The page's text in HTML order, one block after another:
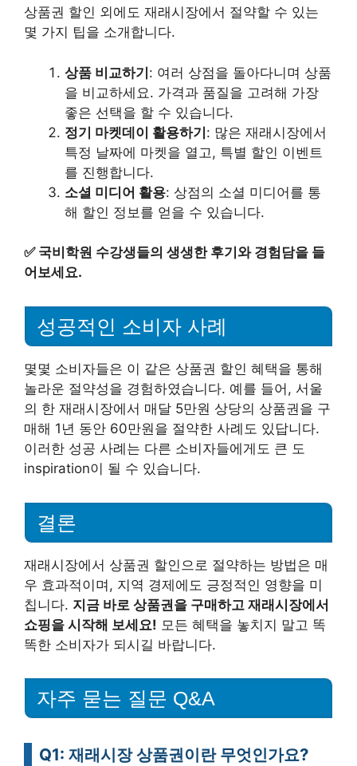
상품권 할인 외에도 재래시장에서 절약할 수 있는
몇 가지 팁을 소개합니다.
상품 비교하기: 여러 상점을 돌아다니며 상품
을 비교하세요. 가격과 품질을 고려해 가장
좋은 선택을 할 수 있습니다.
정기 마켓데이 활용하기: 많은 재래시장에서
특정 날짜에 마켓을 열고, 특별 할인 이벤트
를 진행합니다.
소셜 미디어 활용: 상점의 소셜 미디어를 통
해 할인 정보를 얻을 수 있습니다.
✅ 국비학원 수강생들의 생생한 후기와 경험담을 들
어보세요.
성공적인 소비자 사례
몇몇 소비자들은 이 같은 상품권 할인 혜택을 통해
놀라운 절약성을 경험하였습니다. 예를 들어, 서울
의 한 재래시장에서 매달 5만원 상당의 상품권을 구
매해 1년 동안 60만원을 절약한 사례도 있답니다.
이러한 성공 사례는 다른 소비자들에게도 큰 도
inspiration이 될 수 있습니다.
결론
재래시장에서 상품권 할인으로 절약하는 방법은 매
우 효과적이며, 지역 경제에도 긍정적인 영향을 미
칩니다. 지금 바로 상품권을 구매하고 재래시장에서
쇼핑을 시작해 보세요! 모든 혜택을 놓치지 말고 똑
똑한 소비자가 되시길 바랍니다.
자주 묻는 질문 Q&A
Q1: 재래시장 상품권이란 무엇인가요?